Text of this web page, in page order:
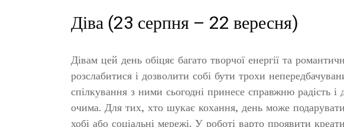
Діва (23 серпня – 22 вересня)
Дівам цей день обіцяє багато творчої енергії та
розслабитися і дозволити собі бути трохи
спілкування з ними сьогодні принесе справжню радість
очима. Для тих, хто шукає кохання, день може подарувати
хобі або соціальні мережі. У роботі варто проявити